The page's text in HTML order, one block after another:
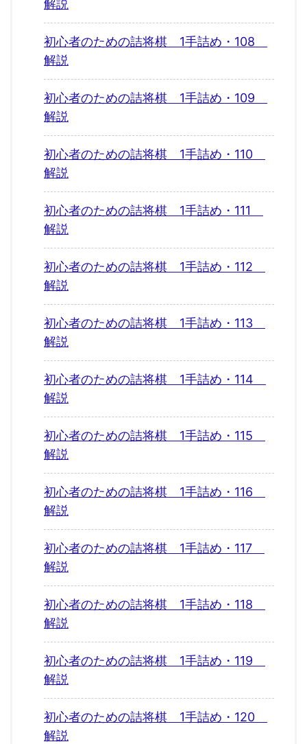
解説
初心者のための詰将棋 1手詰め・108
解説
初心者のための詰将棋 1手詰め・109
解説
初心者のための詰将棋 1手詰め・110
解説
初心者のための詰将棋 1手詰め・111
解説
初心者のための詰将棋 1手詰め・112
解説
初心者のための詰将棋 1手詰め・113
解説
初心者のための詰将棋 1手詰め・114
解説
初心者のための詰将棋 1手詰め・115
解説
初心者のための詰将棋 1手詰め・116
解説
初心者のための詰将棋 1手詰め・117
解説
初心者のための詰将棋 1手詰め・118
解説
初心者のための詰将棋 1手詰め・119
解説
初心者のための詰将棋 1手詰め・120
解説